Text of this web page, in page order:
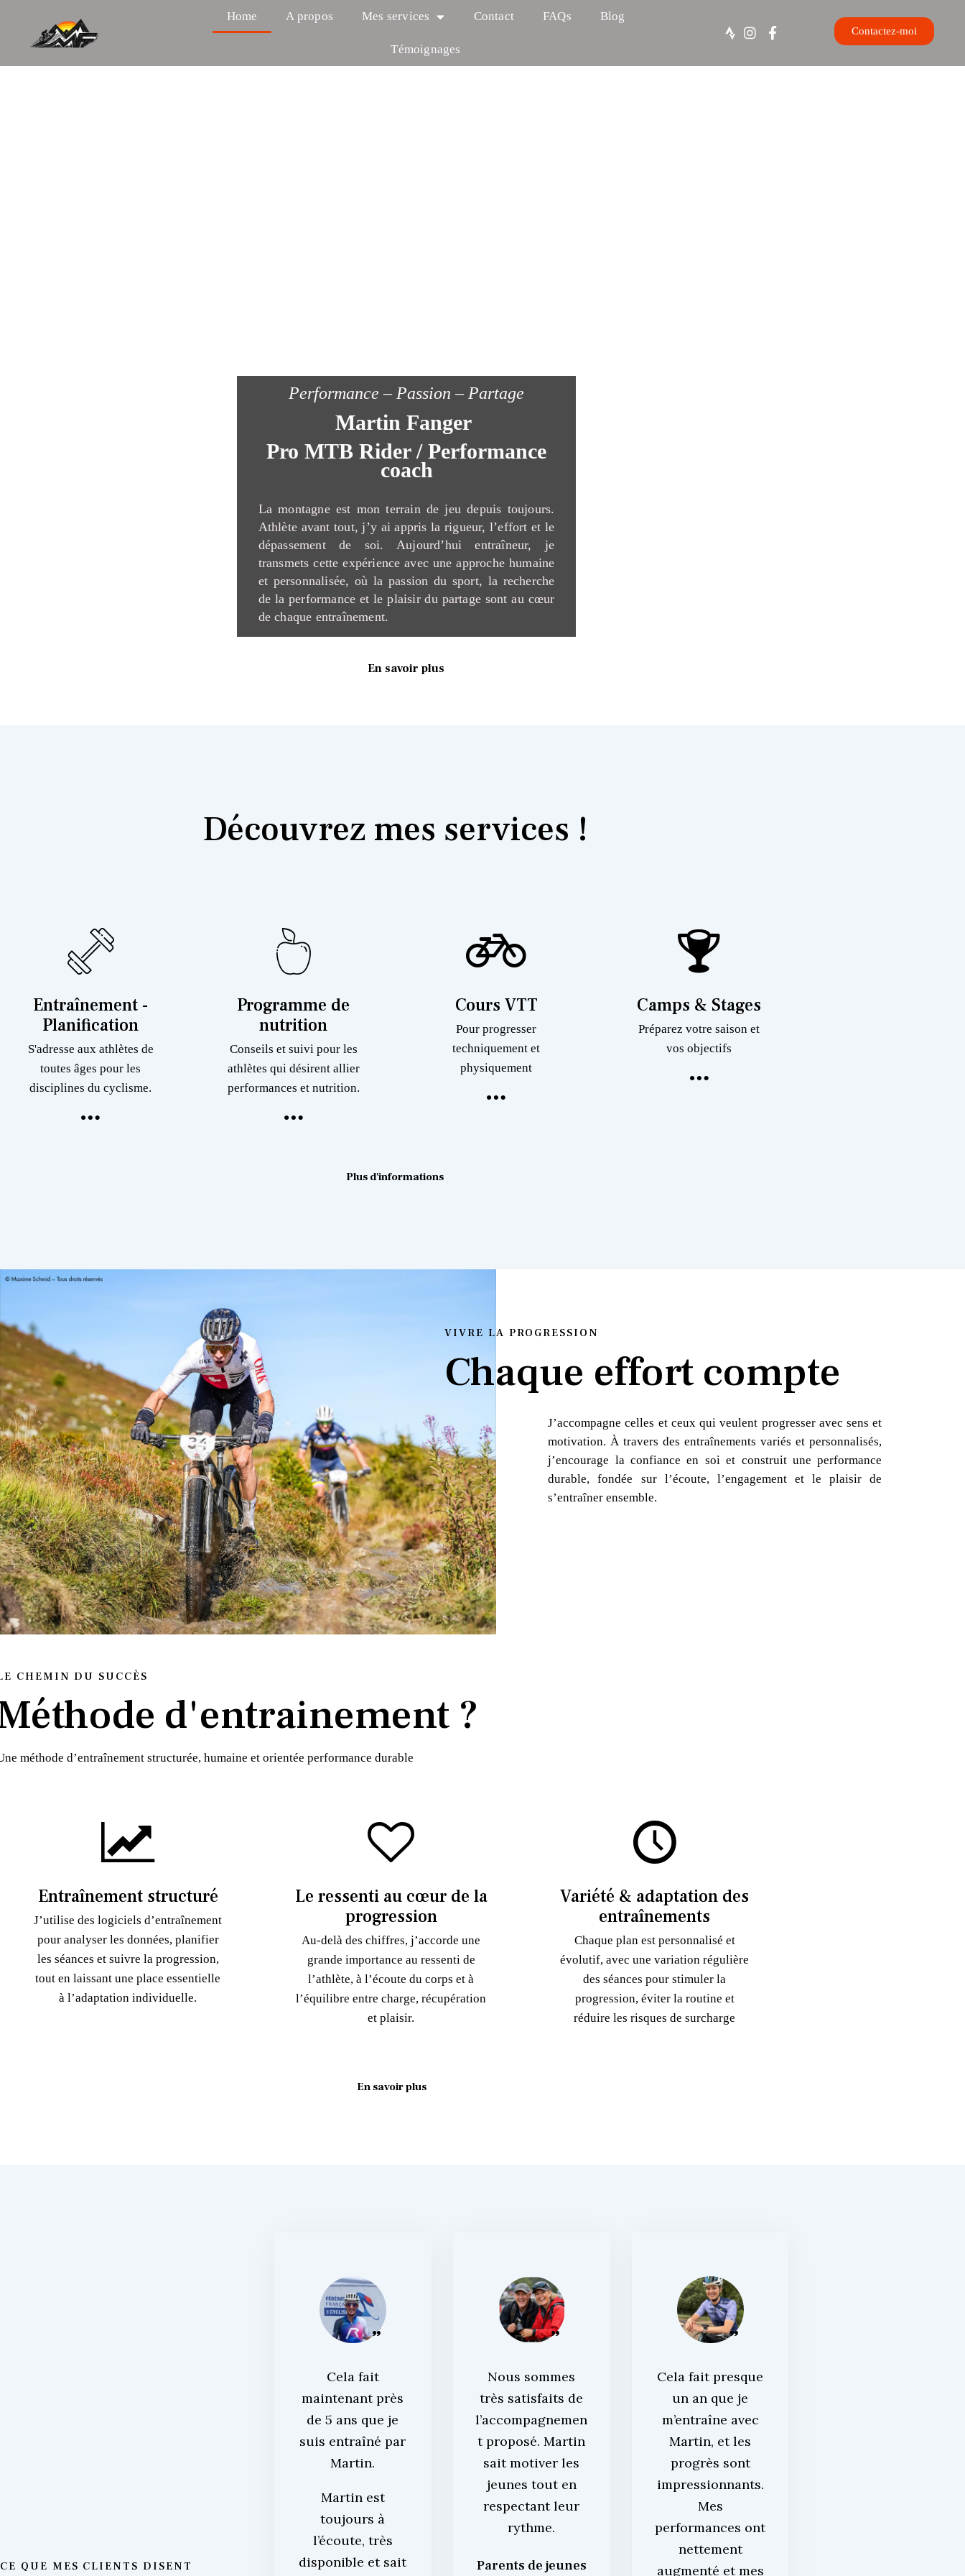
Home A propos Mes services Contact FAQs Blog
Témoignages
Contactez-moi
Performance – Passion – Partage
Martin Fanger
Pro MTB Rider / Performance
coach
La montagne est mon terrain de jeu depuis toujours.
Athlète avant tout, j’y ai appris la rigueur, l’effort et le
dépassement de soi. Aujourd’hui entraîneur, je
transmets cette expérience avec une approche humaine
et personnalisée, où la passion du sport, la recherche
de la performance et le plaisir du partage sont au cœur
de chaque entraînement.
En savoir plus
Découvrez mes services !
Entraînement -
Planification
S'adresse aux athlètes de
toutes âges pour les
disciplines du cyclisme.
Programme de
nutrition
Conseils et suivi pour les
athlètes qui désirent allier
performances et nutrition.
Cours VTT
Pour progresser
techniquement et
physiquement
Camps & Stages
Préparez votre saison et
vos objectifs
Plus d'informations
VIVRE LA PROGRESSION
Chaque effort compte
J’accompagne celles et ceux qui veulent progresser avec sens et
motivation. À travers des entraînements variés et personnalisés,
j’encourage la confiance en soi et construit une performance
durable, fondée sur l’écoute, l’engagement et le plaisir de
s’entraîner ensemble.
CHEMIN DU SUCCÈS
d'entrainement ?
méthode d’entraînement structurée, humaine et orientée performance durable
Entraînement structuré
J’utilise des logiciels d’entraînement
pour analyser les données, planifier
les séances et suivre la progression,
tout en laissant une place essentielle
à l’adaptation individuelle.
Le ressenti au cœur de la
progression
Au-delà des chiffres, j’accorde une
grande importance au ressenti de
l’athlète, à l’écoute du corps et à
l’équilibre entre charge, récupération
et plaisir.
Variété & adaptation des
entraînements
Chaque plan est personnalisé et
évolutif, avec une variation régulière
des séances pour stimuler la
progression, éviter la routine et
réduire les risques de surcharge
En savoir plus
CE QUE MES CLIENTS DISENT
Cela fait
maintenant près
de 5 ans que je
suis entraîné par
Martin.
Martin est
toujours à
l’écoute, très
disponible et sait
Nous sommes
très satisfaits de
l’accompagnemen
t proposé. Martin
sait motiver les
jeunes tout en
respectant leur
rythme.
Parents de jeunes
Cela fait presque
un an que je
m’entraîne avec
Martin, et les
progrès sont
impressionnants.
Mes
performances ont
nettement
augmenté et mes